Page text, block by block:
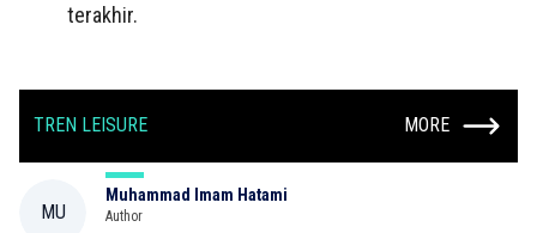
terakhir.
TREN LEISURE MORE
MU
Muhammad Imam Hatami
Author